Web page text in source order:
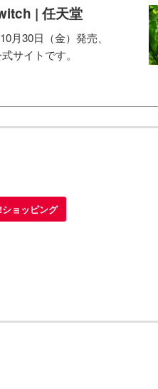
| 任天堂
月30日（金）発売、
サイトです。
ョッピング